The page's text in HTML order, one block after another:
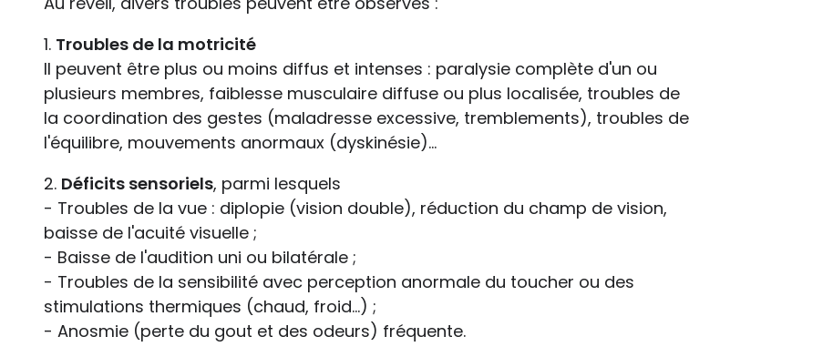
1. Troubles de la motricité
Il peuvent être plus ou moins diffus et intenses : paralysie complète d'un ou
plusieurs membres, faiblesse musculaire diffuse ou plus localisée, troubles de
la coordination des gestes (maladresse excessive, tremblements), troubles de
l'équilibre, mouvements anormaux (dyskinésie)...
2. Déficits sensoriels, parmi lesquels
- Troubles de la vue : diplopie (vision double), réduction du champ de vision,
baisse de l'acuité visuelle ;
- Baisse de l'audition uni ou bilatérale ;
- Troubles de la sensibilité avec perception anormale du toucher ou des
stimulations thermiques (chaud, froid...) ;
- Anosmie (perte du gout et des odeurs) fréquente.